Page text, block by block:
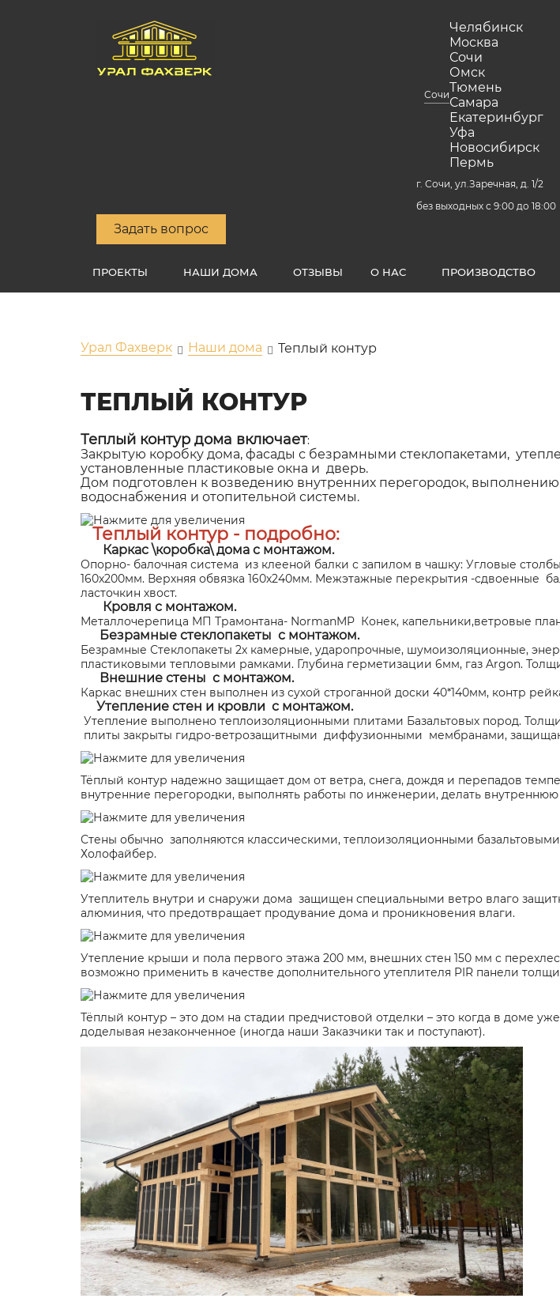
Сочи
Челябинск
Москва
Сочи
Омск
Тюмень
Самара
Екатеринбург
Уфа
Новосибирск
Пермь
г. Сочи, ул.Заречная, д. 1/2
без выходных с 9:00 до 18:00
Задать вопрос
ПРОЕКТЫ НАШИ ДОМА ОТЗЫВЫ О НАС ПРОИЗВОДСТВО
Урал Фахверк Наши дома Теплый контур
ТЕПЛЫЙ КОНТУР
Теплый контур дома включает:
Закрытую коробку дома, фасады с безрамными стеклопакетами,
установленные пластиковые окна и дверь.
Дом подготовлен к возведению внутренних перегородок,
водоснабжения и отопительной системы.
Теплый контур - подробно:
Каркас \коробка\ дома с монтажом.
Опорно- балочная система из клееной балки с запилом в чашку: Угловые
160х200мм. Верхняя обвязка 160х240мм. Межэтажные перекрытия -сдвоенные
ласточкин хвост.
Кровля с монтажом.
Металлочерепица МП Трамонтана- NormanMP Конек, капельники,ветровые
Безрамные стеклопакеты с монтажом.
Безрамные Стеклопакеты 2х камерные, ударопрочные, шумоизоляционные,
пластиковыми тепловыми рамками. Глубина герметизации 6мм, газ Argon.
Внешние стены с монтажом.
Каркас внешних стен выполнен из сухой строганной доски 40*140мм, контр
Утепление стен и кровли с монтажом.
Утепление выполнено теплоизоляционными плитами Базальтовых пород.
плиты закрыты гидро-ветрозащитными диффузионными мембранами,
Тёплый контур надежно защищает дом от ветра, снега, дождя и перепадов
внутренние перегородки, выполнять работы по инженерии, делать
Стены обычно заполняются классическими, теплоизоляционными
Холофайбер.
Утеплитель внутри и снаружи дома защищен специальными ветро влаго
алюминия, что предотвращает продувание дома и проникновения влаги.
Утепление крыши и пола первого этажа 200 мм, внешних стен 150 мм с
возможно применить в качестве дополнительного утеплителя PIR панели
Тёплый контур – это дом на стадии предчистовой отделки – это когда в доме
доделывая незаконченное (иногда наши Заказчики так и поступают).